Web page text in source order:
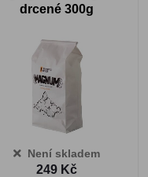
drcené 300g
Není skladem
249 Kč